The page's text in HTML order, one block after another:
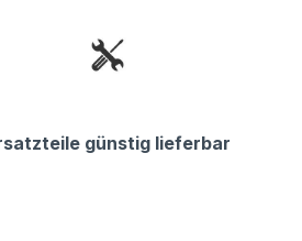
günstig lieferbar